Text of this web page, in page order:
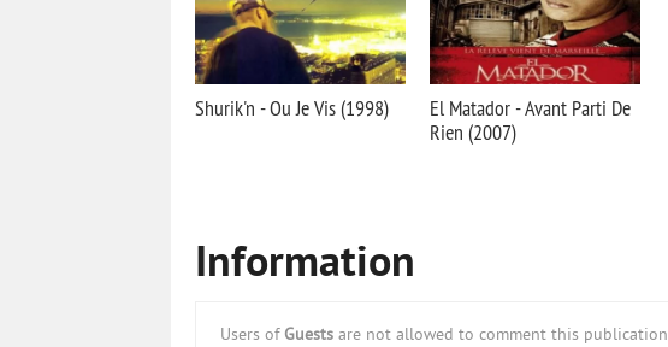
Shurik'n - Ou Je Vis (1998)
El Matador - Avant Parti De
Rien (2007)
Information
Users of Guests are not allowed to comment this